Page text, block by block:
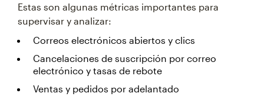
Estas son algunas métricas importantes para
supervisar y analizar:
Correos electrónicos abiertos y clics
Cancelaciones de suscripción por correo
electrónico y tasas de rebote
Ventas y pedidos por adelantado